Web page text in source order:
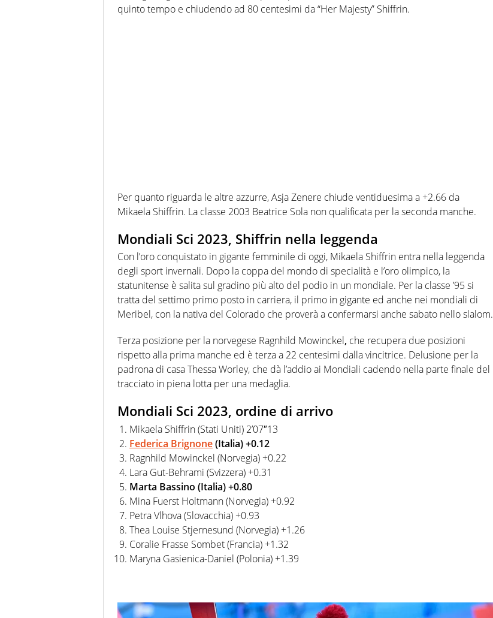
quinto tempo e chiudendo ad 80 centesimi da “Her Majesty” Shiffrin.
Per quanto riguarda le altre azzurre, Asja Zenere chiude ventiduesima a +2.66 da
Mikaela Shiffrin. La classe 2003 Beatrice Sola non qualificata per la seconda manche.
Mondiali Sci 2023, Shiffrin nella leggenda
Con l’oro conquistato in gigante femminile di oggi, Mikaela Shiffrin entra nella leggenda
degli sport invernali. Dopo la coppa del mondo di specialità e l’oro olimpico, la
statunitense è salita sul gradino più alto del podio in un mondiale. Per la classe ’95 si
tratta del settimo primo posto in carriera, il primo in gigante ed anche nei mondiali di
Meribel, con la nativa del Colorado che proverà a confermarsi anche sabato nello slalom.
Terza posizione per la norvegese Ragnhild Mowinckel, che recupera due posizioni
rispetto alla prima manche ed è terza a 22 centesimi dalla vincitrice. Delusione per la
padrona di casa Thessa Worley, che dà l’addio ai Mondiali cadendo nella parte finale del
tracciato in piena lotta per una medaglia.
Mondiali Sci 2023, ordine di arrivo
Mikaela Shiffrin (Stati Uniti) 2’07″13
Federica Brignone(Italia) +0.12
Ragnhild Mowinckel (Norvegia) +0.22
Lara Gut-Behrami (Svizzera) +0.31
Marta Bassino (Italia) +0.80
Mina Fuerst Holtmann (Norvegia) +0.92
Petra Vlhova (Slovacchia) +0.93
Thea Louise Stjernesund (Norvegia) +1.26
Coralie Frasse Sombet (Francia) +1.32
Maryna Gasienica-Daniel (Polonia) +1.39